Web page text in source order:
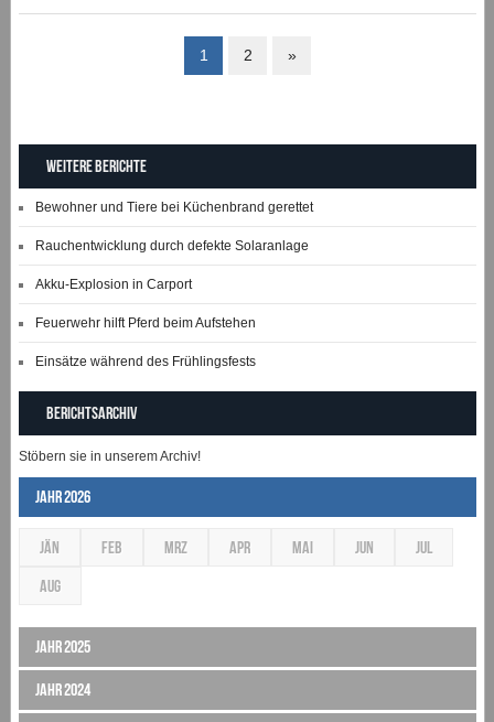
1 2 »
Weitere Berichte
Bewohner und Tiere bei Küchenbrand gerettet
Rauchentwicklung durch defekte Solaranlage
Akku-Explosion in Carport
Feuerwehr hilft Pferd beim Aufstehen
Einsätze während des Frühlingsfests
Berichtsarchiv
Stöbern sie in unserem Archiv!
Jahr 2026
JÄN FEB MRZ APR MAI JUN JUL
AUG
Jahr 2025
Jahr 2024